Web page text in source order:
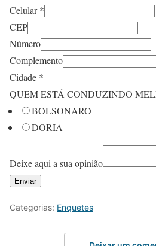
Celular*
CEP
Número
Complemento
Cidade *
QUEM ESTÁ CONDUZINDO
BOLSONARO
DORIA
Deixe aqui a sua opinião
Enviar
Categorias: Enquetes